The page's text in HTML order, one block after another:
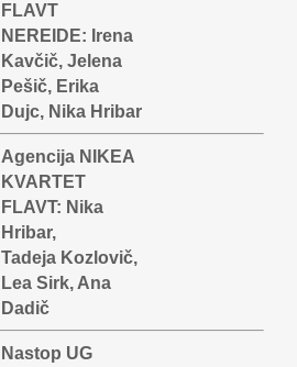
FLAVT
NEREIDE: Irena
Kavčič, Jelena
Pešič, Erika
Dujc, Nika Hribar
Agencija NIKEA
KVARTET
FLAVT: Nika
Hribar,
Tadeja Kozlovič,
Lea Sirk, Ana
Dadič
Nastop UG